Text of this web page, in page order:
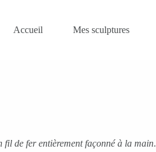
Accueil Mes sculptures
de fer entièrement façonné à la main.